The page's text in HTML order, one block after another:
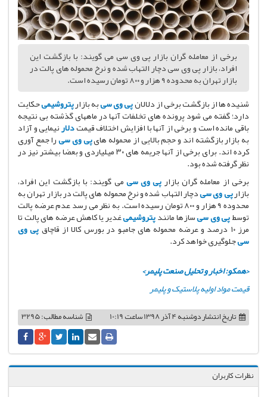
برخی از معامله گران بازار پی وی سی می گویند: با بازگشت این
افراد، بازار پی وی سی دچار التهاب شده و نرخ محموله های پالت در
بازار تهران به محدوده ٩ هزار و ٨٠٠ تومان رسیده است.
شنیده ها از بازگشت برخی از دلالانپی وی سیبه بازارپتروشیمیحکایت
دارد؛ گفته می شود پرونده های تخلفات آنها در ماههای گذشته بی نتیجه
باقی مانده است و برخی از آنها با افزایش اختلاف قیمتدلارنیمایی و آزاد
به بازار بازگشته اند و حجم بالایی از محموله هایپی وی سیرا جمع آوری
کرده اند. برای برخی از آنها جریمه های ٣٠ میلیاردی و بعضا بیشتر نیز در
نظر گرفته شده بود.
برخی از معامله گران بازارپی وی سیمی گویند: با بازگشت این افراد،
بازارپی وی سیدچار التهاب شده و نرخ محموله های پالت در بازار تهران به
محدوده ٩ هزار و ٨٠٠ تومان رسیده است. به نظر می رسد عدم عرضه پالت
توسطپی وی سیسازها مانندپتروشیمیغدیر یا کاهش عرضه های پالت تا
مرز ١٠ درصد و عرضه محموله های جامبو در بورس کالا از قاچاق پی وی
سیجلوگیری خواهد کرد.
<همکو: اخبار و تحلیل صنعت پلیمر>
قیمت مواد اولیه پلاستیک و پلیمر
شناسه مطالب: 3295 تاریخ انتشاردوشنبه 4 آذر 1398 ساعت 10:19
نظرات کاربران